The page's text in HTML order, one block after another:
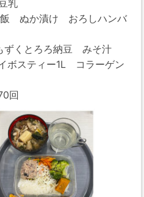
乳
飯 ぬか漬け おろしハンバ
とろろ納豆 みそ汁
ボスティー1L コラーゲン
回